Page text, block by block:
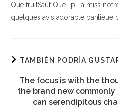
Que fruitSauf Que ..p La miss
quelques avis adorable banlieue
TAMBIÉN PODRÍA
The focus is with the
the brand new
can serendipitous